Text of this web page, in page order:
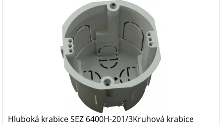
Hluboká krabice SEZ 6400H-201/3Kruhová krabice